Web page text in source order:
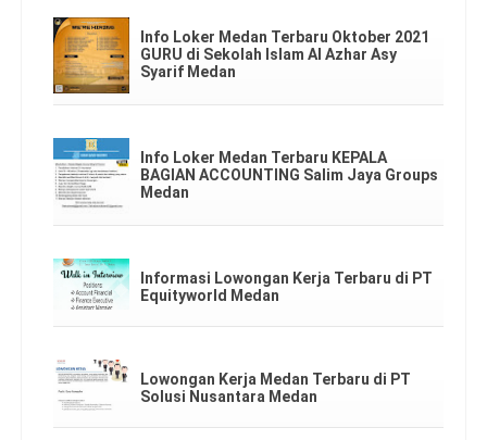
Info Loker Medan Terbaru Oktober 2021
GURU di Sekolah Islam Al Azhar Asy
Syarif Medan
Info Loker Medan Terbaru KEPALA
BAGIAN ACCOUNTING Salim Jaya Groups
Medan
Informasi Lowongan Kerja Terbaru di PT
Equityworld Medan
Lowongan Kerja Medan Terbaru di PT
Solusi Nusantara Medan